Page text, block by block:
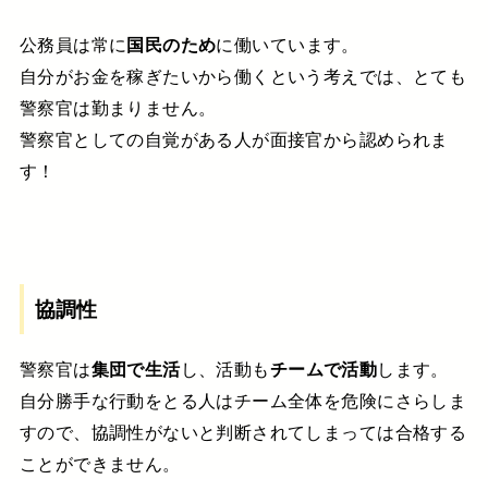
公務員は常に国民のために働いています。
自分がお金を稼ぎたいから働くという考えでは、とても
警察官は勤まりません。
警察官としての自覚がある人が面接官から認められま
す！
協調性
警察官は集団で生活し、活動もチームで活動します。
自分勝手な行動をとる人はチーム全体を危険にさらしま
すので、協調性がないと判断されてしまっては合格する
ことができません。